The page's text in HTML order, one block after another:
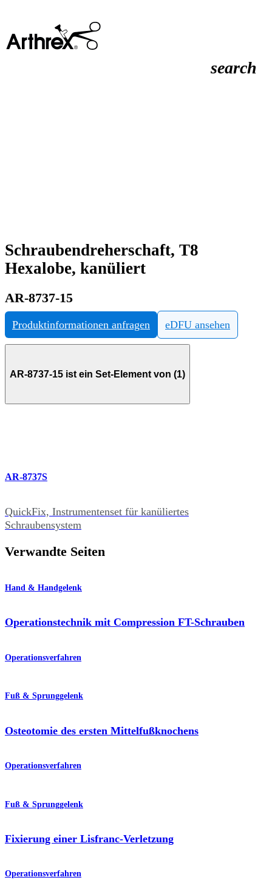
search
Schraubendreherschaft, T8
Hexalobe, kanüliert
AR-8737-15
Produktinformationen anfragen eDFU ansehen
AR-8737-15 ist ein Set-Element von (1)
AR-8737S
QuickFix, Instrumentenset für kanüliertes
Schraubensystem
Verwandte Seiten
Hand & Handgelenk
Operationstechnik mit Compression FT-Schrauben
Operationsverfahren
Fuß & Sprunggelenk
Osteotomie des ersten Mittelfußknochens
Operationsverfahren
Fuß & Sprunggelenk
Fixierung einer Lisfranc-Verletzung
Operationsverfahren